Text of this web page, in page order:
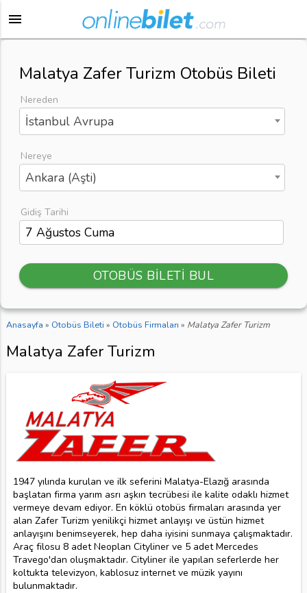
menu
Malatya Zafer Turizm Otobüs Bileti
Nereden
İstanbul Avrupa
Nereye
Ankara (Aşti)
Gidiş Tarihi
OTOBÜS BİLETİ BUL
Anasayfa » Otobüs Bileti » Otobüs Firmaları » Malatya Zafer Turizm
Malatya Zafer Turizm
1947 yılında kurulan ve ilk seferini Malatya-Elazığ arasında
başlatan firma yarım asrı aşkın tecrübesi ile kalite odaklı hizmet
vermeye devam ediyor. En köklü otobüs firmaları arasında yer
alan Zafer Turizm yenilikçi hizmet anlayışı ve üstün hizmet
anlayışını benimseyerek, hep daha iyisini sunmaya çalışmaktadır.
Araç filosu 8 adet Neoplan Cityliner ve 5 adet Mercedes
Travego'dan oluşmaktadır. Cityliner ile yapılan seferlerde her
koltukta televizyon, kablosuz internet ve müzik yayını
bulunmaktadır.